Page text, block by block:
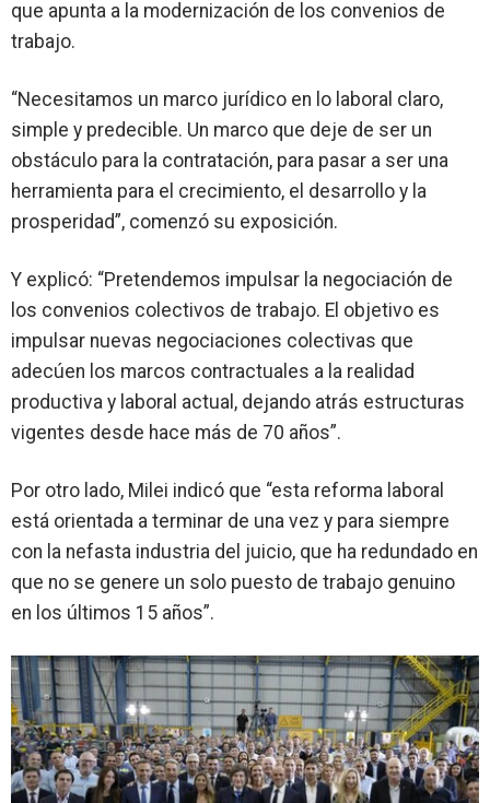
que apunta a la modernización de los convenios de
trabajo.
“Necesitamos un marco jurídico en lo laboral claro,
simple y predecible. Un marco que deje de ser un
obstáculo para la contratación, para pasar a ser una
herramienta para el crecimiento, el desarrollo y la
prosperidad”, comenzó su exposición.
Y explicó: “Pretendemos impulsar la negociación de
los convenios colectivos de trabajo. El objetivo es
impulsar nuevas negociaciones colectivas que
adecúen los marcos contractuales a la realidad
productiva y laboral actual , dejando atrás estructuras
vigentes desde hace más de 70 años”.
Por otro lado, Milei indicó que “esta reforma laboral
está orientada a terminar de una vez y para siempre
con la nefasta industria del juicio, que ha redundado en
que no se genere un solo puesto de trabajo genuino
en los últimos 15 años”.